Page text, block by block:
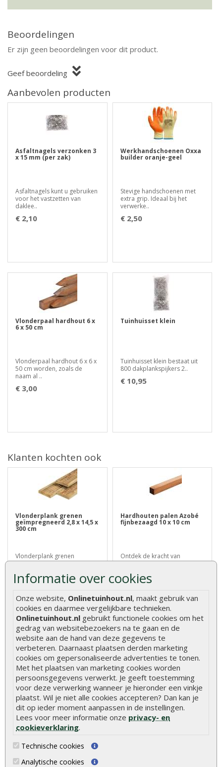
Informatie over cookies
Onze website, Onlinetuinhout.nl, maakt gebruik van
cookies en daarmee vergelijkbare technieken.
Onlinetuinhout.nl gebruikt functionele cookies om het
gedrag van websitebezoekers na te gaan en de
website aan de hand van deze gegevens te
verbeteren. Daarnaast plaatsen derden marketing
cookies om gepersonaliseerde advertenties te tonen.
Met het plaatsen van marketing cookies worden
persoonsgegevens verwerkt. Je geeft toestemming
voor deze verwerking wanneer je hieronder een vinkje
plaatst. Wil je niet alle cookies accepteren? Dan kan je
dit op ieder moment aanpassen in de instellingen.
Lees voor meer informatie onze privacy- en
cookieverklaring.
Technische cookies
Analytische cookies
Beoordelingen
Er zijn geen beoordelingen voor dit product.
Geef beoordeling
Aanbevolen producten
Asfaltnagels verzonken 3
x 15 mm (per zak)
Asfaltnagels kunt u gebruiken
voor het vastzetten van
daklee..
€ 2,10
Werkhandschoenen Oxxa
builder oranje-geel
Stevige handschoenen met
extra grip. Ideaal bij het
verwerke..
€ 2,50
Vlonderpaal hardhout 6 x
6 x 50 cm
Vlonderpaal hardhout 6 x 6 x
50 cm worden, zoals de
naam al ..
€ 3,00
Tuinhuisset klein
Tuinhuisset klein bestaat uit
800 dakplankspijkers 2..
€ 10,95
Klanten kochten ook
Vlonderplank grenen
geïmpregneerd 2,8 x 14,5 x
300 cm
Vlonderplank grenen
geïmpregneerd 2,8 x 14,5 x
€ 12,50
Hardhouten palen Azobé
fijnbezaagd 10 x 10 cm
Ontdek de kracht van
Hardhouten Palen Azobé
€ 27,75
Tuinhek recht
geïmpregneerd 60 x 180
cm
Tuinhek recht geïmpregneerd
60 x 180 cm, een laag
hekwerk vo..
Ligger grenen
geïmpregneerd 4,5 x 7 cm